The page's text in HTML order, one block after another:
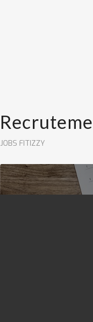
JOBS FITIZZY